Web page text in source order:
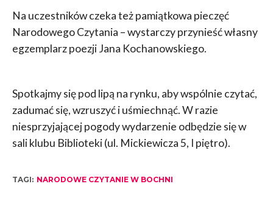
Na uczestników czeka też pamiątkowa pieczęć
Narodowego Czytania – wystarczy przynieść własny
egzemplarz poezji Jana Kochanowskiego.
Spotkajmy się pod lipą na rynku, aby wspólnie czytać,
zadumać się, wzruszyć i uśmiechnąć. W razie
niesprzyjającej pogody wydarzenie odbędzie się w
sali klubu Biblioteki (ul. Mickiewicza 5, I piętro).
TAGI: NARODOWE CZYTANIE W BOCHNI